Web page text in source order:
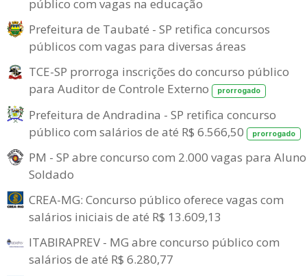
público com vagas na educação
Prefeitura de Taubaté - SP retifica concursos
públicos com vagas para diversas áreas
TCE-SP prorroga inscrições do concurso público
para Auditor de Controle Externo
prorrogado
Prefeitura de Andradina - SP retifica concurso
público com salários de até R$ 6.566,50
prorrogado
PM - SP abre concurso com 2.000 vagas para
Soldado
CREA-MG: Concurso público oferece vagas com
salários iniciais de até R$ 13.609,13
ITABIRAPREV - MG abre concurso público com
salários de até R$ 6.280,77